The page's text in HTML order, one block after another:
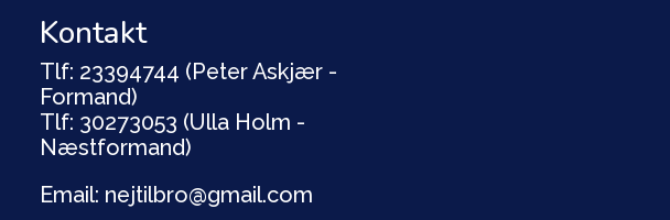
Kontakt
Tlf: 23394744 (Peter Askjær -
Formand)
Tlf: 30273053 (Ulla Holm -
Næstformand)
Email: nejtilbro@gmail.com